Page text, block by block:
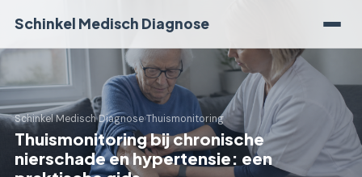
Schinkel Medisch Diagnose
Schinkel Medisch Diagnose›Thuismonitoring
Thuismonitoring bij chronische
nierschade en hypertensie: een